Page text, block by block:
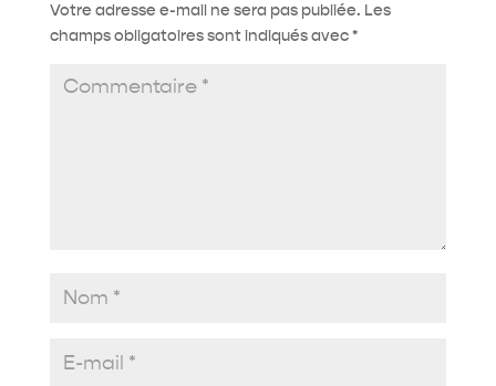
Votre adresse e-mail ne sera pas publiée. Les
champs obligatoires sont indiqués avec*